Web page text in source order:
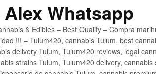
Alex Whatsapp
& Edibles – Best Quality – Compra
!!! – Tulum420, cannabis Tulum, best
delivery Tulum, Tulum420 reviews, legal
strains Tulum, Tulum420 delivery,